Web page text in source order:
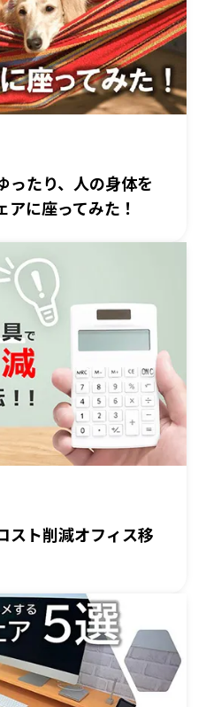
ったり、人の身体を
アに座ってみた！
スト削減オフィス移